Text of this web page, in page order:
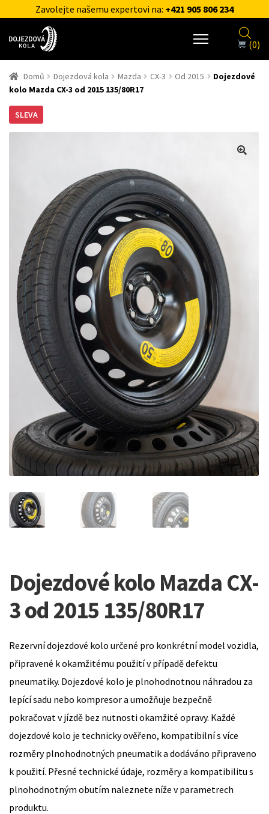
Zavolejte našemu expertovi na: +421 905 806 234
(0)
Domů Dojezdová kola Mazda CX-3 Od 2015
Dojezdové
kolo Mazda CX-3 od 2015 135/80R17
SLEVA
Dojezdové kolo Mazda CX-
3 od 2015 135/80R17
Rezervní dojezdové kolo určené pro konkrétní model vozidla,
připravené k okamžitému použití v případě defektu
pneumatiky. Dojezdové kolo je plnohodnotnou náhradou za
lepící sadu nebo kompresor a umožňuje bezpečně
pokračovat v jízdě bez nutnosti okamžité opravy. Každé
dojezdové kolo je technicky ověřeno, kompatibilní s více
rozměry plnohodnotných pneumatik a dodáváno připraveno
k použití. Přesné technické údaje, rozměry a kompatibilitu s
plnohodnotným obutím naleznete níže v parametrech
produktu.